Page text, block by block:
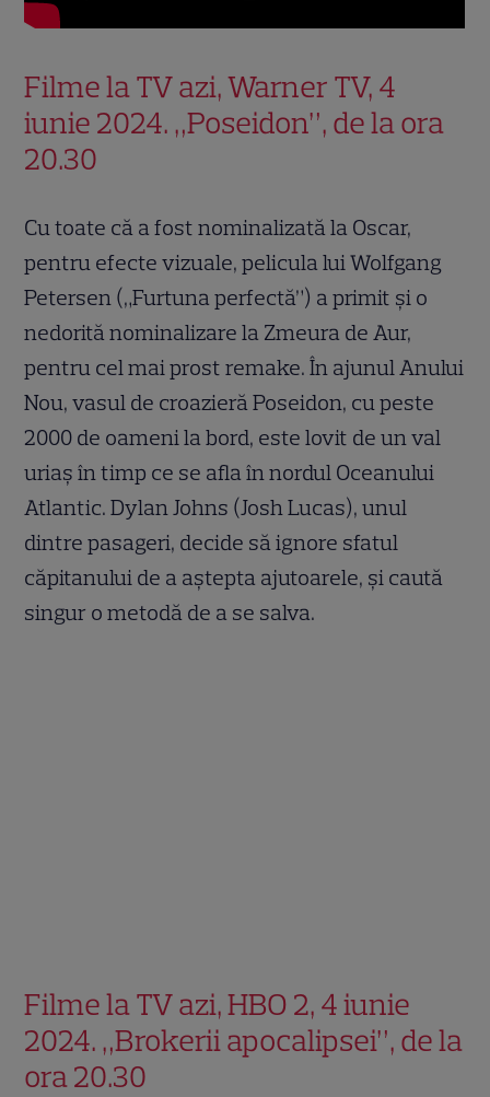
Filme la TV azi, Warner TV, 4
iunie 2024. „Poseidon”, de la ora
20.30
Cu toate că a fost nominalizată la Oscar,
pentru efecte vizuale, pelicula lui Wolfgang
Petersen („Furtuna perfectă”) a primit şi o
nedorită nominalizare la Zmeura de Aur,
pentru cel mai prost remake. În ajunul Anului
Nou, vasul de croazieră Poseidon, cu peste
2000 de oameni la bord, este lovit de un val
uriaş în timp ce se afla în nordul Oceanului
Atlantic. Dylan Johns (Josh Lucas), unul
dintre pasageri, decide să ignore sfatul
căpitanului de a aştepta ajutoarele, şi caută
singur o metodă de a se salva.
Filme la TV azi, HBO 2, 4 iunie
2024. „Brokerii apocalipsei”, de la
ora 20.30